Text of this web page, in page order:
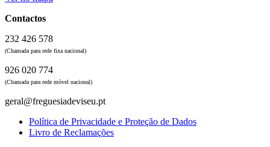
Contactos
232 426 578
(Chamada para rede fixa nacional)
926 020 774
(Chamada para rede móvel nacional)
geral@freguesiadeviseu.pt
Política de Privacidade e Proteção de Dados
Livro de Reclamações